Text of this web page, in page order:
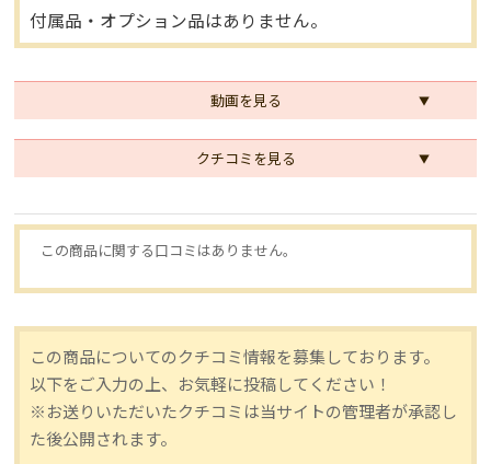
付属品・オプション品はありません。
動画を見る
クチコミを見る
この商品に関する口コミはありません。
この商品についてのクチコミ情報を募集しております。
以下をご入力の上、お気軽に投稿してください！
※お送りいただいたクチコミは当サイトの管理者が承認し
た後公開されます。